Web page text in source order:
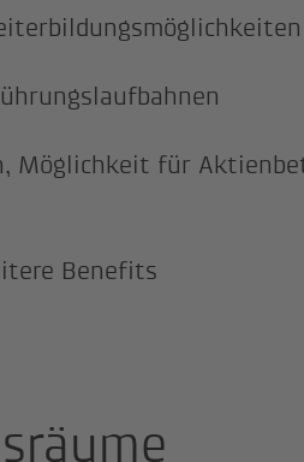
Möglichkeit für
Benefits